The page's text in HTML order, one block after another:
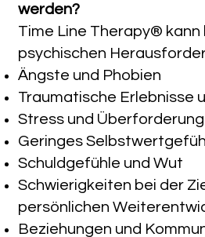
werden?
Time Line Therapy® kann
psychischen
Ängste und Phobien
Traumatische Erlebnisse
Stress und Überforderung
Geringes
Schuldgefühle und Wut
Schwierigkeiten bei der
persönlichen
Beziehungen und